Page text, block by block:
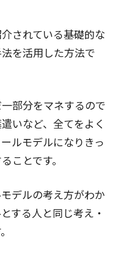
されている基礎的な
を活用した方法で
部分をマネするので
いなど、全てをよく
ルモデルになりきっ
ことです。
デルの考え方がわか
する人と同じ考え・